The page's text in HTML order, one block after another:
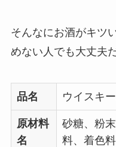
そんなにお酒がキツ
めない人でも大丈夫
品名 ウイスキ
原材料
名
砂糖、粉
料、着色